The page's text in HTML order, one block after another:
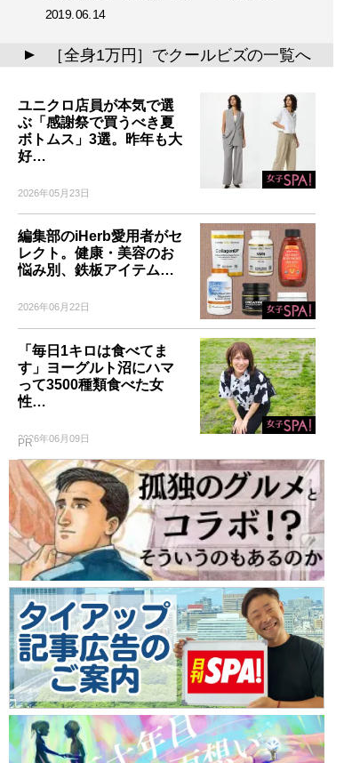
2019.06.14
▲ ［全身1万円］でクールビズの一覧へ
ユニクロ店員が本気で選
ぶ「感謝祭で買うべき夏
ボトムス」3選。昨年も大
好…
2026年05月23日
編集部のiHerb愛用者がセ
レクト。健康・美容のお
悩み別、鉄板アイテム…
2026年06月22日
「毎日1キロは食べてま
す」ヨーグルト沼にハマ
って3500種類食べた女
性…
2026年06月09日
PR